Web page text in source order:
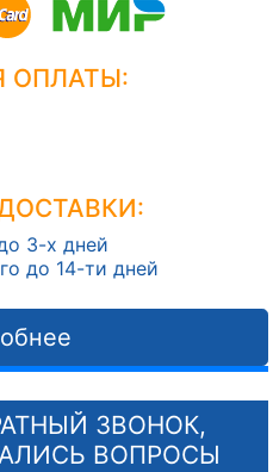
ОПЛАТЫ:
3-х дней
до 14-ти дней
ЗВОНОК,
ВОПРОСЫ